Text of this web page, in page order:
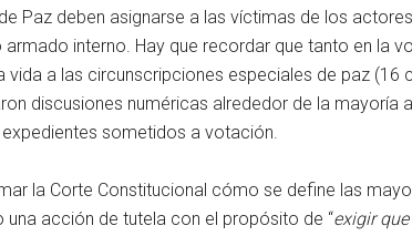
Paz deben asignarse a las víctimas de los
interno. Hay que recordar que tanto en la
vida a las circunscripciones especiales de paz (16
discusiones numéricas alrededor de la mayoría
sometidos a votación.
la Corte Constitucional cómo se define las
una acción de tutela con el propósito de “exigir